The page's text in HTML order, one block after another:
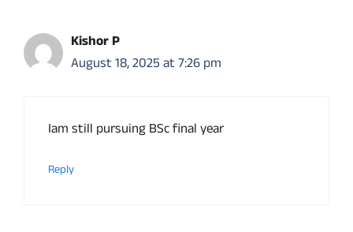
Kishor P
August 18, 2025 at 7:26 pm
Iam still pursuing BSc final year
Reply